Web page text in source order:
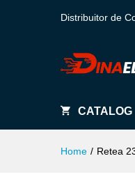
Distribuitor de
CATALOG
Home / Retea